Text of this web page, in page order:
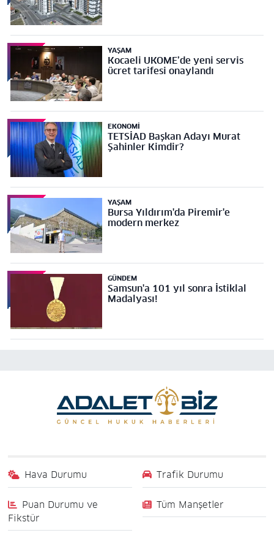
YAŞAM
Kocaeli UKOME’de yeni servis
ücret tarifesi onaylandı
EKONOMI
TETSİAD Başkan Adayı Murat
Şahinler Kimdir?
YAŞAM
Bursa Yıldırım'da Piremir'e
modern merkez
GÜNDEM
Samsun'a 101 yıl sonra İstiklal
Madalyası!
Hava Durumu Trafik Durumu
Puan Durumu ve
Fikstür
Tüm Manşetler